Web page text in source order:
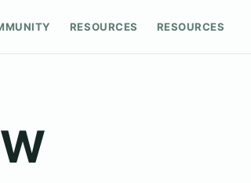
RESOURCES RESOURCES